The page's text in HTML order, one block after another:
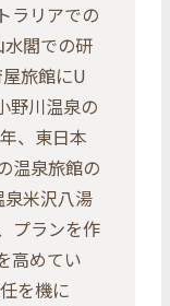
ラリアでの
閣での研
旅館にU
野川温泉の
、東日本
温泉旅館の
米沢八湯
プランを作
高めてい
を機に